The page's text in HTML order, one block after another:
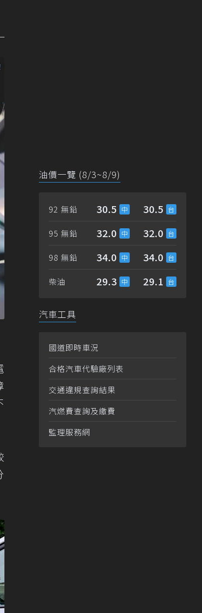
油價一覽 (8/3~8/9)
92 無鉛 30.5 30.5
95 無鉛 32.0 32.0
98 無鉛 34.0 34.0
柴油 29.3 29.1
汽車工具
國道即時車況
合格汽車代驗廠列表
交通違規查詢結果
汽燃費查詢及繳費
監理服務網